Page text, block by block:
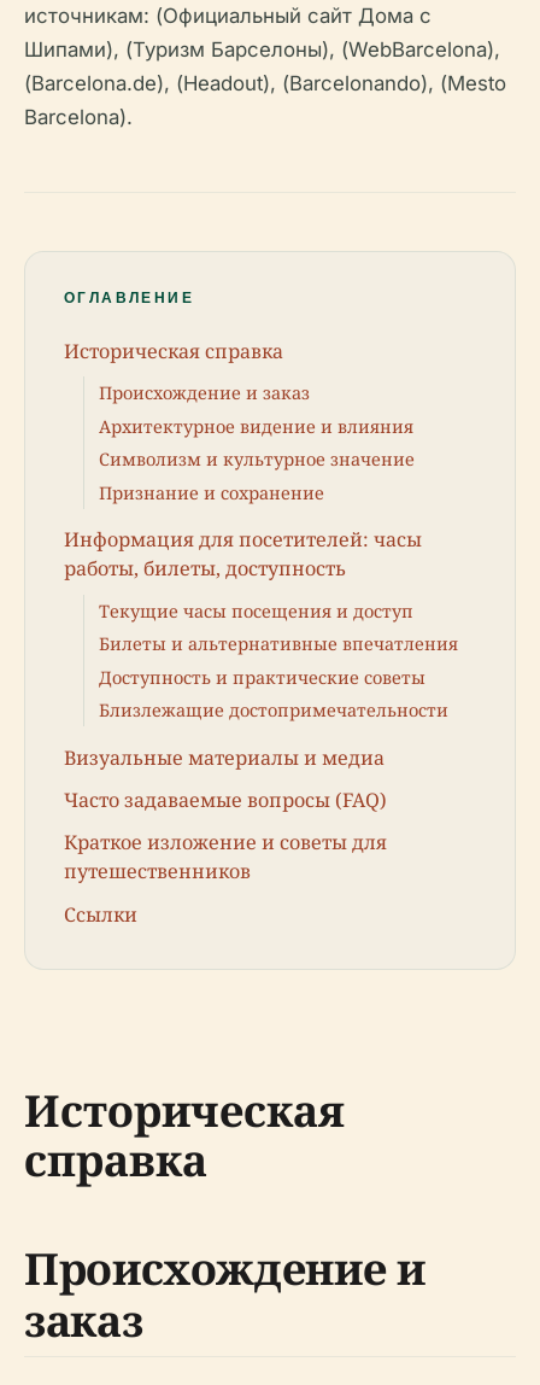
источникам: (Официальный сайт Дома с
Шипами), (Туризм Барселоны), (WebBarcelona),
(Barcelona.de), (Headout), (Barcelonando), (Mesto
Barcelona).
ОГЛАВЛЕНИЕ
Историческая справка
Происхождение и заказ
Архитектурное видение и влияния
Символизм и культурное значение
Признание и сохранение
Информация для посетителей: часы
работы, билеты, доступность
Текущие часы посещения и доступ
Билеты и альтернативные впечатления
Доступность и практические советы
Близлежащие достопримечательности
Визуальные материалы и медиа
Часто задаваемые вопросы (FAQ)
Краткое изложение и советы для
путешественников
Ссылки
Историческая
справка
Происхождение и
заказ